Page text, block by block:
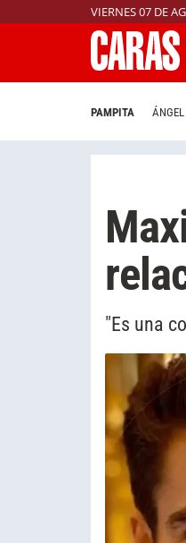
VIERNES 07 DE
PAMPITA ÁNGEL
"Es una